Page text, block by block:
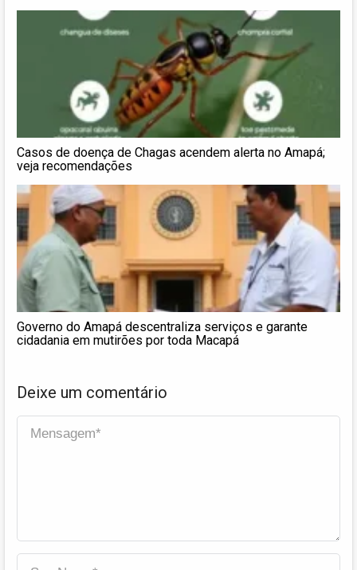
Casos de doença de Chagas acendem alerta no Amapá;
veja recomendações
Governo do Amapá descentraliza serviços e garante
cidadania em mutirões por toda Macapá
Deixe um comentário